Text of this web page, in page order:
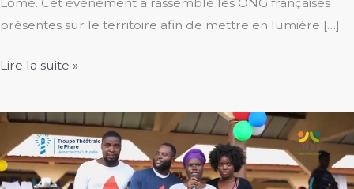
présentes sur le territoire afin de mettre en lumière […]
Journée
ONGs
l’ambassade
de
Lire la suite »